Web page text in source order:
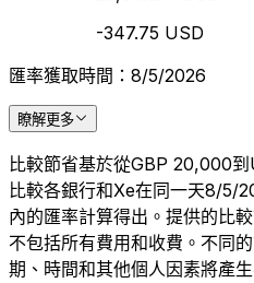
-347.75 USD
匯率獲取時間：8/5/2026
瞭解更多
比較節省基於從GBP 20,000
比較各銀行和Xe在同一天8/5/
內的匯率計算得出。提供的比
不包括所有費用和收費。不同
期、時間和其他個人因素將產